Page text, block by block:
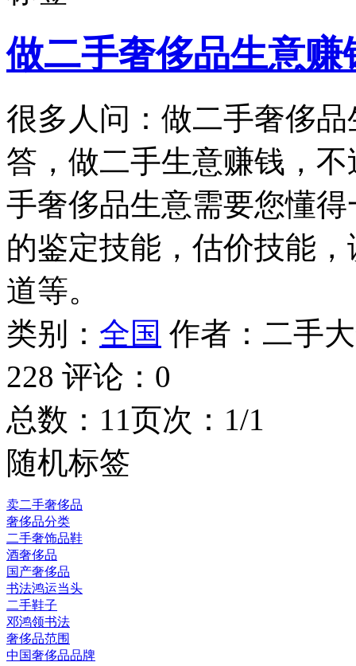
做二手奢侈品生意赚
很多人问：做二手奢侈
答，做二手生意赚钱，
手奢侈品生意需要您懂
的鉴定技能，估价技能
道等。
类别： 全国 作者： 二手
228 评论： 0
总数：11页次：1/1
随机标签
卖二手奢侈品
奢侈品分类
二手奢饰品鞋
酒奢侈品
国产奢侈品
书法鸿运当头
二手鞋子
邓鸿领书法
奢侈品范围
中国奢侈品品牌